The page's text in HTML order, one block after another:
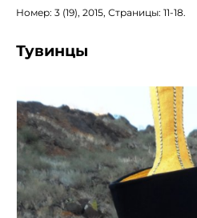
Номер: 3 (19), 2015, Страницы: 11-18.
Тувинцы